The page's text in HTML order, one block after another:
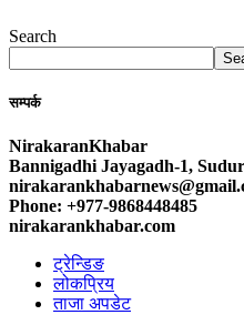
Search
सम्पर्क
NirakaranKhabar
Bannigadhi Jayagadh-1,
Phone: +977-9868448485
nirakarankhabar.com
ट्रेन्डिङ
लोकप्रिय
ताजा अपडेट